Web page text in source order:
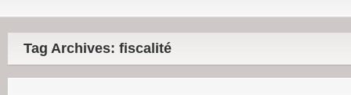
Tag Archives: fiscalité